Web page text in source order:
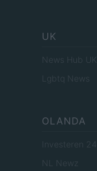
UK
News Hub UK
Lgbtq News
OLANDA
Investeren 24
NL Newz